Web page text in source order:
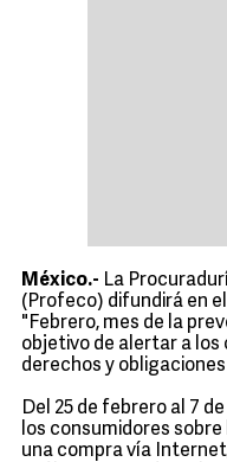
México.- La
(Profeco) difundirá en
"Febrero, mes de la
objetivo de alertar a los
derechos y
Del 25 de febrero al 7
los consumidores
una compra vía